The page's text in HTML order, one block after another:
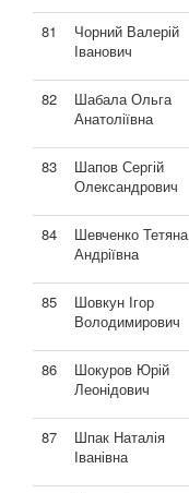
81
Чорний Валерій
Іванович
82
Шабала Ольга
Анатоліївна
83
Шапов Сергій
Олександрович
84
Шевченко Тетяна
Андріївна
85
Шовкун Ігор
Володимирович
86
Шокуров Юрій
Леонідович
87
Шпак Наталія
Іванівна